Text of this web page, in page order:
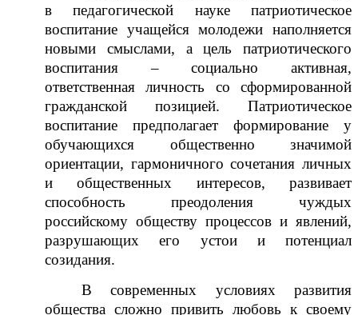
в педагогической науке патриотическое
воспитание учащейся молодежи наполняется
новыми смыслами, а цель патриотического
воспитания – социально активная,
ответственная личность со сформированной
гражданской позицией. Патриотическое
воспитание предполагает формирование у
обучающихся общественно значимой
ориентации, гармоничного сочетания личных
и общественных интересов, развивает
способность преодоления чуждых
российскому обществу процессов и явлений,
разрушающих его устои и потенциал
созидания.
В современных условиях развития
общества сложно привить любовь к своему